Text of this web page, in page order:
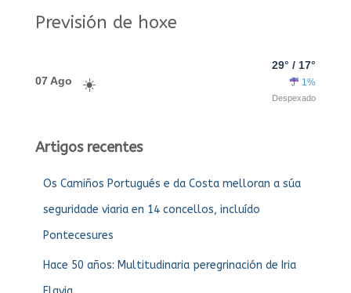
Previsión de hoxe
07 Ago
29° / 17°
1%
Despexado
Artigos recentes
Os Camiños Portugués e da Costa melloran a súa
seguridade viaria en 14 concellos, incluído
Pontecesures
Hace 50 años: Multitudinaria peregrinación de Iria